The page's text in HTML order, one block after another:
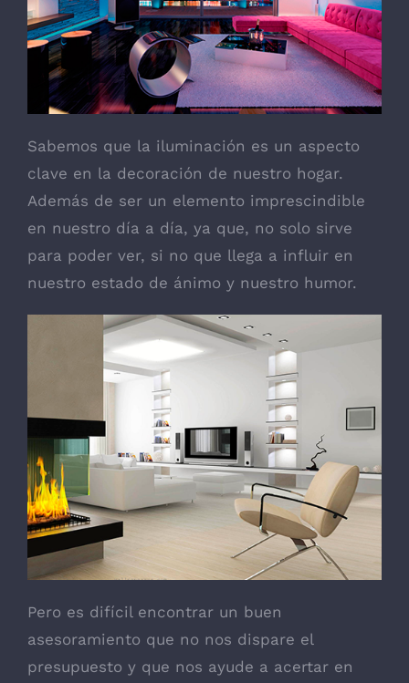
Sabemos que la iluminación es un aspecto
clave en la decoración de nuestro hogar.
Además de ser un elemento imprescindible
en nuestro día a día, ya que, no solo sirve
para poder ver, si no que llega a influir en
nuestro estado de ánimo y nuestro humor.
Pero es difícil encontrar un buen
asesoramiento que no nos dispare el
presupuesto y que nos ayude a acertar en
Marketing
Al compartir tus
intereses y
comportamiento
mientras visitas
aumentas la
posibilidad de
ver contenido y
ofertas
personalizados.